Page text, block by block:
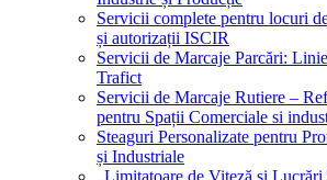
Servicii complete pentru locuri
și autorizații ISCIR
Servicii de Marcaje Parcări:
Trafict
Servicii de Marcaje Rutiere –
pentru Spații Comerciale si
Steaguri Personalizate pentru
și Industriale
„Limitatoare de Viteză și